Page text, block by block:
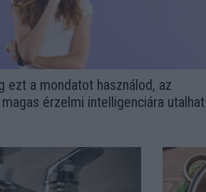
ezt a mondatot használod, az
érzelmi intelligenciára utalhat